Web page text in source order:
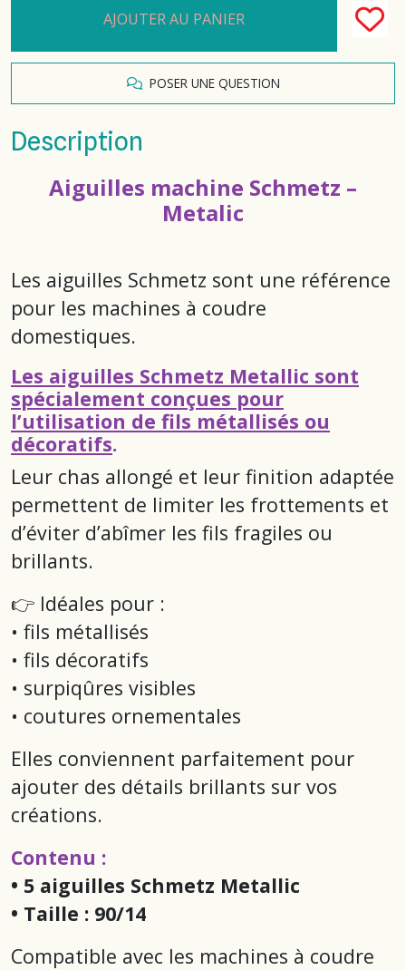
AJOUTER AU PANIER
POSER UNE QUESTION
Description
Aiguilles machine Schmetz –
Metalic
Les aiguilles Schmetz sont une référence
pour les machines à coudre
domestiques.
Les aiguilles Schmetz Metallic sont
spécialement conçues pour
l’utilisation de fils métallisés ou
décoratifs.
Leur chas allongé et leur finition adaptée
permettent de limiter les frottements et
d’éviter d’abîmer les fils fragiles ou
brillants.
👉 Idéales pour :
• fils métallisés
• fils décoratifs
• surpiqûres visibles
• coutures ornementales
Elles conviennent parfaitement pour
ajouter des détails brillants sur vos
créations.
Contenu :
• 5 aiguilles Schmetz Metallic
• Taille : 90/14
Compatible avec les machines à coudre